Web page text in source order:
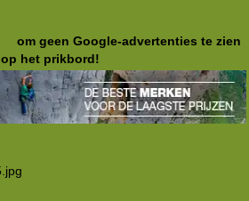
om geen Google-advertenties te zien
op het prikbord!